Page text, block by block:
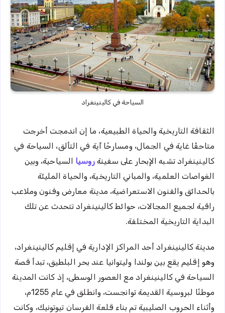
السياحة في كالينينغراد
الثقافة التاريخية والحياة الطبيعية، ما إن اندمجت أخرجت
متاحفًا غاية في الجمال، ومسارحًا آية في التألق، السياحة في
كالينينغراد تشبه الإبحار على سفينةروسيا
السياحية، وبين
الغواصات العلمية، والمباني التاريخية، والحياة المليئة
بالحدائق والفنون الاستعراضية، مدينة معارض وفنون وملاعب
راقية لجميع المجالات، حوائط كالينينغراد تتحدث عن تلك
البداية التاريخية المختلفة.
مدينة كالينينغراد أحد المراكز الإدارية في إقليم كالينينغراد،
وهو إقليم يقع بين بولندا وليتوانيا عند بحر البلطيق، تبدأ قصة
السياحة في كالينينغراد مع العصور الوسطى، إذ كانت المدينة
موطنًا لبروسية القديمة توانجست، وانطلق في عام 1255م،
وأثناء الحروب الصليبية تم بناء قلعة الفرسان تيوتونيك، وكانت